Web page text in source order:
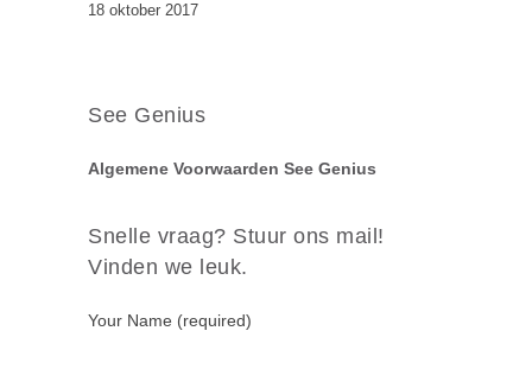
18 oktober 2017
See Genius
Algemene Voorwaarden See Genius
Snelle vraag? Stuur ons mail!
Vinden we leuk.
Your Name (required)